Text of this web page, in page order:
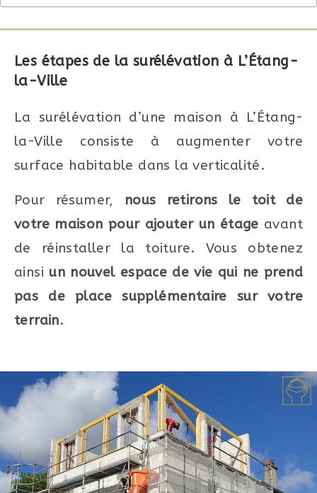
Les étapes de la surélévation à L’Étang-
la-Ville
La surélévation d’une maison à
L’Étang-
la-Ville consiste à augmenter votre
surface habitable dans la verticalité.
Pour résumer, nous retirons le toit de
votre maison pour ajouter un étage avant
de réinstaller la toiture. Vous obtenez
ainsi un nouvel espace de vie qui ne prend
pas de place supplémentaire sur votre
terrain.